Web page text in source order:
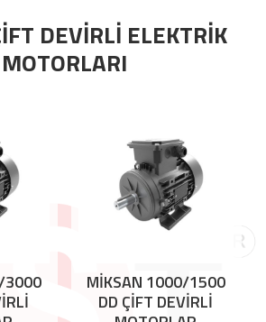
DEVİRLİ ELEKTRİK
MOTORLARI
3000
MİKSAN 1000/1500
DD ÇİFT DEVİRLİ